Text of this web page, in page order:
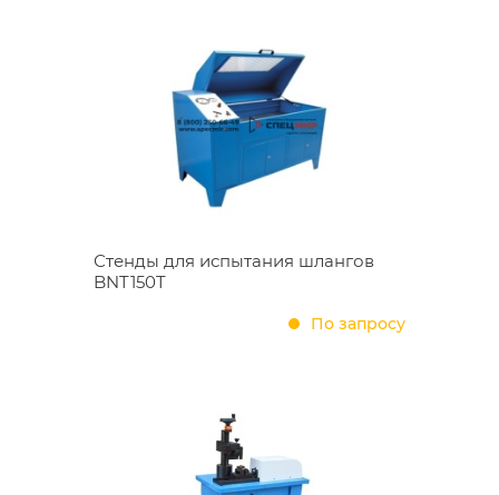
Стенды для испытания шлангов
BNT150T
По запросу